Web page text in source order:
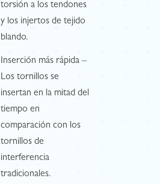
torsión a los tendones
y los injertos de tejido
blando.
Inserción más rápida –
Los tornillos se
insertan en la mitad del
tiempo en
comparación con los
tornillos de
interferencia
tradicionales.